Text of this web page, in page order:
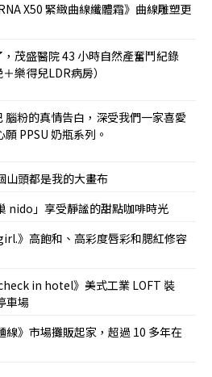
X50 緊緻曲線纖體霜》曲線雕塑更
茂盛醫院 43 小時自然產奮鬥紀錄
＋樂得兒LDR病房）
腦粉的真情告白，深受我們一家喜愛
願 PPSU 奶瓶系列。
山頭都是我的大畫布
nido」享受靜謐的甜點咖啡時光
》高飽和、高彩度唇彩和腮紅修容
in hotel》美式工業 LOFT 裝
車場
線》市場攤販起家，超過 10 多年在